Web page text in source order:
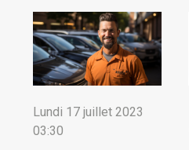
Lundi 17 juillet 2023
03:30